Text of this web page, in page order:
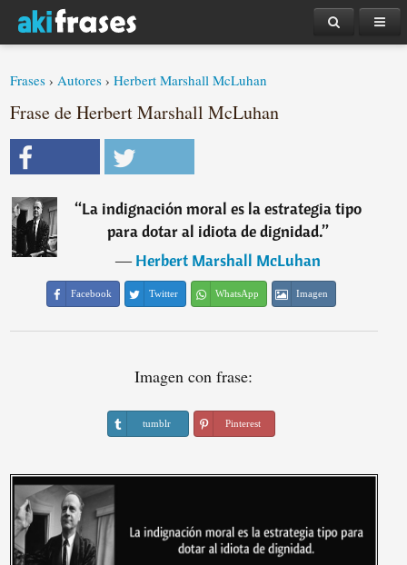
Frases ›Autores ›Herbert Marshall McLuhan
Frase de Herbert Marshall McLuhan
“La indignación moral es la estrategia tipo
para dotar al idiota de dignidad.”
―Herbert Marshall McLuhan
Facebook Twitter WhatsApp Imagen
Imagen con frase:
tumblr Pinterest